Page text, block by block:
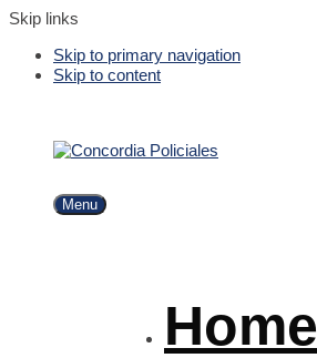
Skip links
Skip to primary navigation
Skip to content
Menu
Home